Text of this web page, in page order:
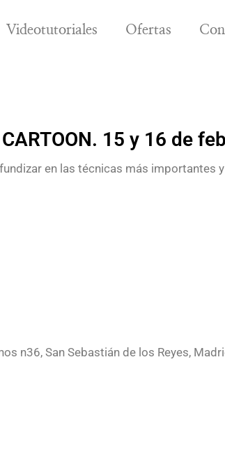
Videotutoriales Ofertas
15 y 16 de
en las técnicas más importantes
n36, San Sebastián de los Reyes,